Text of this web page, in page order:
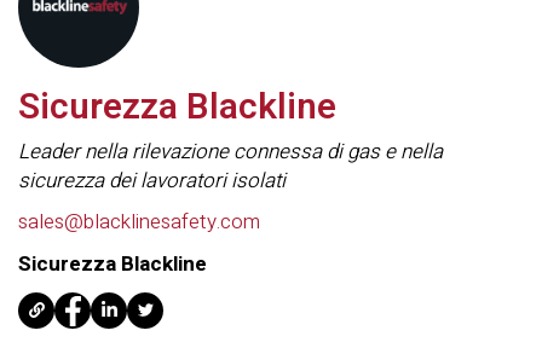
Sicurezza Blackline
Leader nella rilevazione connessa di gas e nella
sicurezza dei lavoratori isolati
sales@blacklinesafety.com
Sicurezza Blackline